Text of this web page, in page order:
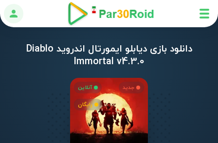
ورود
دانلود بازی دیابلو ایمورتال اندروید Diablo
Immortal v4.3.0
جدید آنلاین
رایگان